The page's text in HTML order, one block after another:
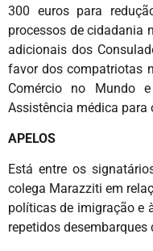
300 euros para
processos de cidadania
adicionais dos
favor dos compatriotas
Comércio no Mundo
Assistência médica para
APELOS
Está entre os
colega Marazziti em
políticas de imigração e
repetidos